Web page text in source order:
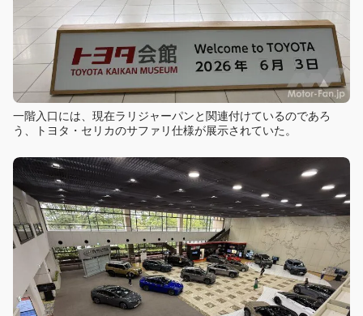
一階入口には、現在ラリジャーパンと関連付けているのであろ
う、トヨタ・セリカのサファリ仕様が展示されていた。